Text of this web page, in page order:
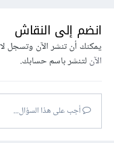
انضم إلى النقاش
يمكنك أن تنشر الآن وتسجل
الآنلتنشر باسم حسابك.
أجب على هذا السؤال...